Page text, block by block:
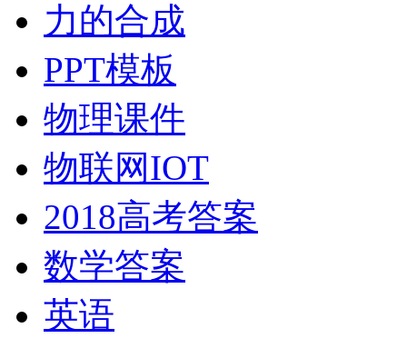
力的合成
PPT模板
物理课件
物联网IOT
2018高考答案
数学答案
英语